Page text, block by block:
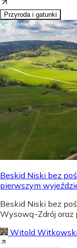
Przyroda i gatunki
Beskid Niski bez
pierwszym
Beskid Niski bez
Wysową-Zdrój oraz
Witold Witkowski